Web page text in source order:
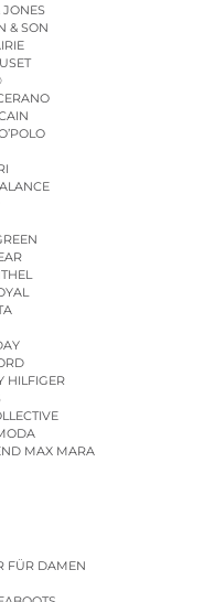
JONES
& SON
HILFIGER
MAX MARA
FÜR DAMEN